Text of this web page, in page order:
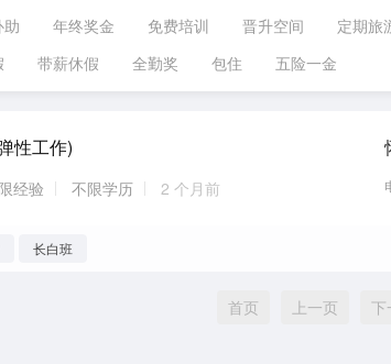
助
年终奖金 免费培训 晋升空间 定期旅
带薪休假 全勤奖 包住 五险一金
性工作)
经验 不限学历 2 个月前
长白班
首页 上一页 下